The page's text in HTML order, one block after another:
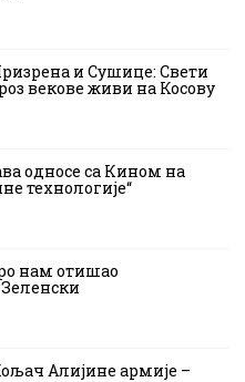
и Сушице: Свети
векове живи на Косову
односе са Кином на
технологије“
нам отишао
Алијине армије –